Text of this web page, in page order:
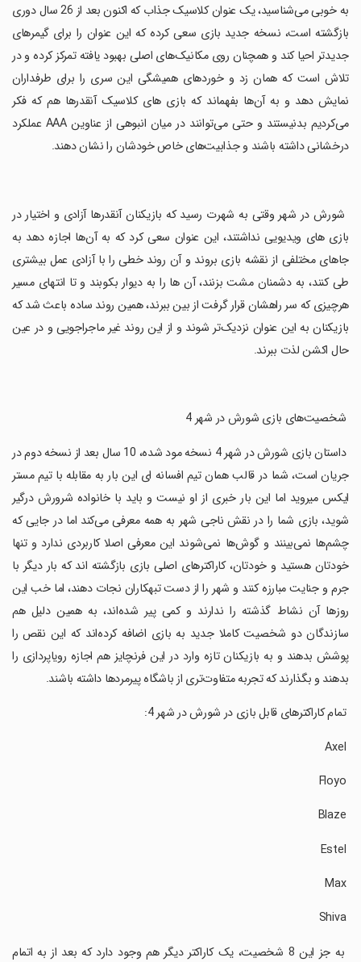
به خوبی می‌شناسید، یک عنوان کلاسیک جذاب که اکنون بعد از 26 سال دوری
بازگشته است، نسخه جدید بازی سعی کرده که این عنوان را برای گیمرهای
جدیدتر احیا کند و همچنان روی مکانیک‌های اصلی بهبود یافته تمرکز کرده و در
تلاش است که همان زد و خوردهای همیشگی این سری را برای طرفداران
نمایش دهد و به آن‌ها بفهماند که بازی های کلاسیک آنقدر‌ها هم که فکر
می‌کردیم بدنیستند و حتی می‌توانند در میان انبوهی از عناوین AAA عملکرد
درخشانی داشته باشند و جذابیت‌های خاص خودشان را نشان دهند.
‏ شورش در شهر وقتی به شهرت رسید که بازیکنان آنقدرها آزادی و اختیار در
بازی های ویدیویی نداشتند، این عنوان سعی کرد که به آن‌ها اجازه دهد به
جاهای مختلفی از نقشه بازی بروند و آن روند خطی را با آزادی عمل بیشتری
طی کنند، به دشمنان مشت بزنند، آن ها را به دیوار بکوبند و تا انتهای مسیر
هرچیزی که سر راهشان قرار گرفت از بین ببرند، همین روند ساده باعث شد که
بازیکنان به این عنوان نزدیک‌تر شوند و از این روند غیر ماجراجویی و در عین
حال اکشن لذت ببرند.
‏ شخصیت‌های بازی شورش در شهر 4
‏ داستان بازی شورش در شهر 4 نسخه مود شده، 10 سال بعد از نسخه دوم در
جریان است، شما در قالب همان تیم افسانه ای این بار به مقابله با تیم مستر
ایکس میروید اما این بار خبری از او نیست و باید با خانواده شرورش درگیر
شوید، بازی شما را در نقش ناجی شهر به همه معرفی می‌کند اما در جایی که
چشم‌ها نمی‌بینند و گوش‌ها نمی‌شوند این معرفی اصلا کاربردی ندارد و تنها
خودتان هستید و خودتان، کاراکترهای اصلی بازی بازگشته اند که بار دیگر با
جرم و جنایت مبارزه کنند و شهر را از دست تبهکاران نجات دهند، اما خب این
روزها آن نشاط گذشته را ندارند و کمی پیر شده‌اند، به همین دلیل هم
سازندگان دو شخصیت کاملا جدید به بازی اضافه کرده‌اند که این نقص را
پوشش بدهند و به بازیکنان تازه وارد در این فرنچایز هم اجازه رویاپردازی را
بدهند و بگذارند که تجربه متفاوت‌تری از باشگاه پیرمردها داشته باشند.
‏ تمام کاراکترهای قابل بازی در شورش در شهر 4:
‏ Max
‏ Shiva
‏ به جز این 8 شخصیت، یک کاراکتر دیگر هم وجود دارد که بعد از به اتمام